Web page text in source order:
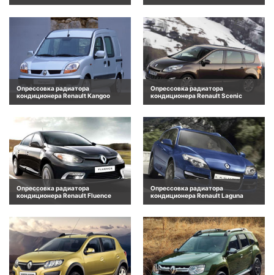
Опрессовка радиатора
кондиционера Renault Kangoo
Опрессовка радиатора
кондиционера Renault Scenic
Опрессовка радиатора
кондиционера Renault Fluence
Опрессовка радиатора
кондиционера Renault Laguna